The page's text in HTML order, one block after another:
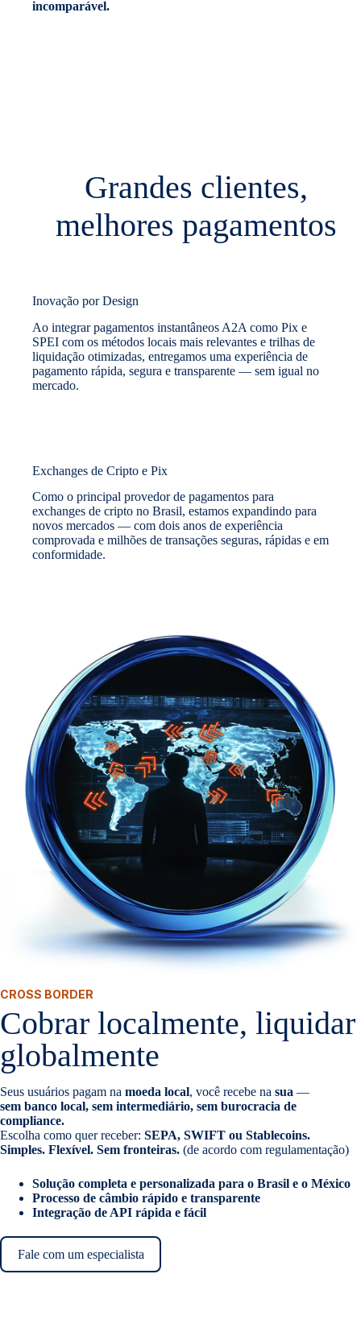
incomparável.
Grandes clientes,
melhores pagamentos
Inovação por Design
Ao integrar pagamentos instantâneos A2A como Pix e
SPEI com os métodos locais mais relevantes e trilhas de
liquidação otimizadas, entregamos uma experiência de
pagamento rápida, segura e transparente — sem igual no
mercado.
Exchanges de Cripto e Pix
Como o principal provedor de pagamentos para
exchanges de cripto no Brasil, estamos expandindo para
novos mercados — com dois anos de experiência
comprovada e milhões de transações seguras, rápidas e em
conformidade.
CROSS BORDER
Cobrar localmente, liquidar
globalmente
Seus usuários pagam na moeda local, você recebe na sua —
sem banco local, sem intermediário, sem burocracia de
compliance.
Escolha como quer receber: SEPA, SWIFT ou Stablecoins.
Simples. Flexível. Sem fronteiras. (de acordo com regulamentação)
Solução completa e personalizada para o Brasil e o México
Processo de câmbio rápido e transparente
Integração de API rápida e fácil
Fale com um especialista